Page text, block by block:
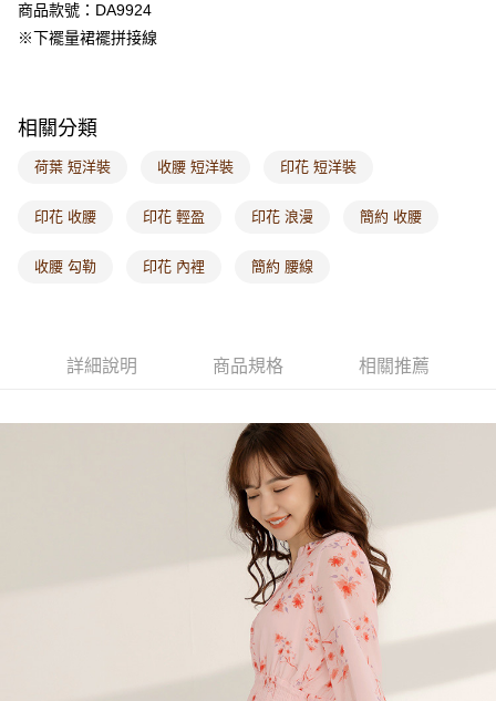
每筆NT$60，滿NT$1,000(含以上)免運費
付款後門市自取
每筆NT$60，滿NT$1,000(含以上)免運費
商品款號：DA9924
※下襬量裙襬拼接線
相關分類
荷葉 短洋裝 收腰 短洋裝 印花 短洋裝
印花 收腰 印花 輕盈 印花 浪漫 簡約 收腰
收腰 勾勒 印花 內裡 簡約 腰線
詳細說明 商品規格 相關推薦